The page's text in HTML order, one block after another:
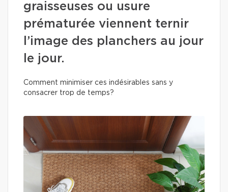
graisseuses ou usure
prématurée viennent ternir
l’image des planchers au jour
le jour.
Comment minimiser ces indésirables sans y
consacrer trop de temps?